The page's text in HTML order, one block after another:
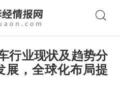
行业现状及趋势分
展，全球化布局提